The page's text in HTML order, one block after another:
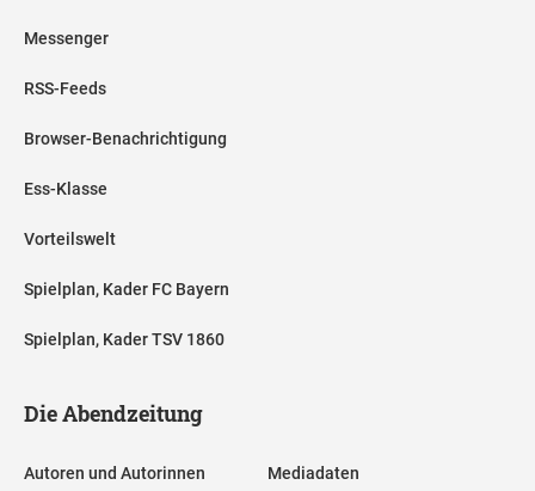
Messenger
RSS-Feeds
Browser-Benachrichtigung
Ess-Klasse
Vorteilswelt
Spielplan, Kader FC Bayern
Spielplan, Kader TSV 1860
Die Abendzeitung
Autoren und Autorinnen Mediadaten